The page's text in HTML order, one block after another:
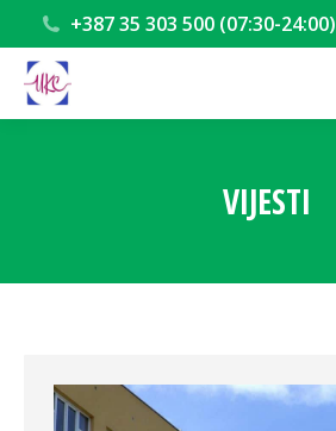
+387 35 303 500 (07:30-24:00)
VIJESTI